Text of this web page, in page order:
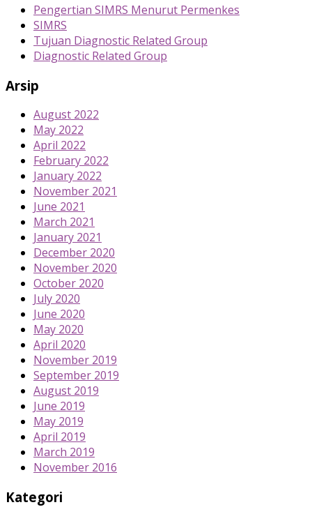
Pengertian SIMRS Menurut Permenkes
SIMRS
Tujuan Diagnostic Related Group
Diagnostic Related Group
Arsip
August 2022
May 2022
April 2022
February 2022
January 2022
November 2021
June 2021
March 2021
January 2021
December 2020
November 2020
October 2020
July 2020
June 2020
May 2020
April 2020
November 2019
September 2019
August 2019
June 2019
May 2019
April 2019
March 2019
November 2016
Kategori